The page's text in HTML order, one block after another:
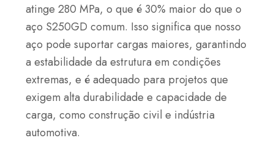
atinge 280 MPa, o que é 30% maior do que o
aço S250GD comum. Isso significa que nosso
aço pode suportar cargas maiores, garantindo
a estabilidade da estrutura em condições
extremas, e é adequado para projetos que
exigem alta durabilidade e capacidade de
carga, como construção civil e indústria
automotiva.